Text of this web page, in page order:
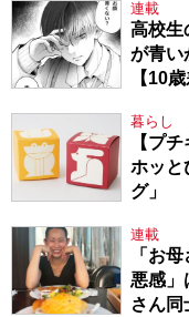
連載
高校生
が青
【10
暮らし
【プ
ホッと
グ」
連載
「お
悪感」
さん